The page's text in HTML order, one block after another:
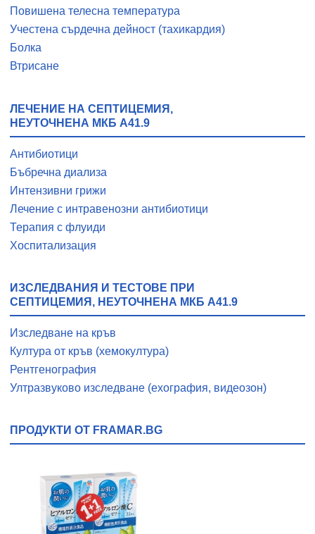
Повишена телесна температура
Учестена сърдечна дейност (тахикардия)
Болка
Втрисане
ЛЕЧЕНИЕ НА СЕПТИЦЕМИЯ,
НЕУТОЧНЕНА МКБ A41.9
Антибиотици
Бъбречна диализа
Интензивни грижи
Лечение с интравенозни антибиотици
Терапия с флуиди
Хоспитализация
ИЗСЛЕДВАНИЯ И ТЕСТОВЕ ПРИ
СЕПТИЦЕМИЯ, НЕУТОЧНЕНА МКБ A41.9
Изследване на кръв
Култура от кръв (хемокултура)
Рентгенография
Ултразвуково изследване (ехография, видеозон)
ПРОДУКТИ ОТ FRAMAR.BG